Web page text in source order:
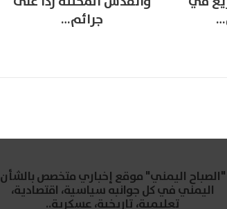
جرائم…
"الصباح اليمني" موقع إخباري متخصص بالشأن
اليمني في كل جوانبه سياسية، اقتصادية،
تعليمية، تاريخية، عسكرية..